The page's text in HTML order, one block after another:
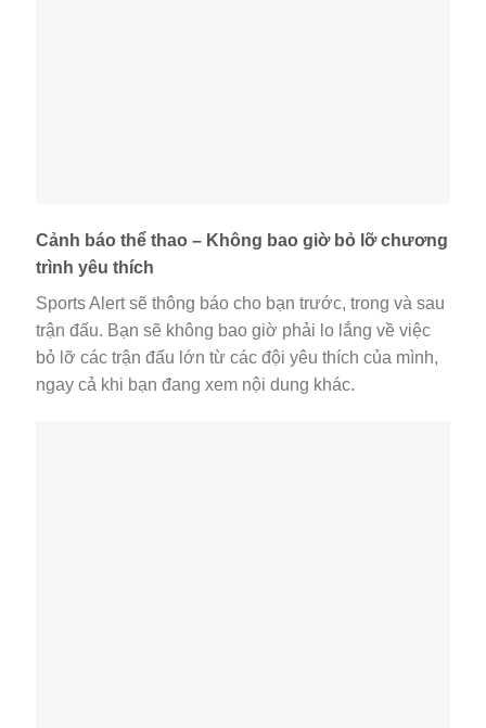
Cảnh báo thể thao – Không bao giờ bỏ lỡ chương
trình yêu thích
Sports Alert sẽ thông báo cho bạn trước, trong và sau
trận đấu. Bạn sẽ không bao giờ phải lo lắng về việc
bỏ lỡ các trận đấu lớn từ các đội yêu thích của mình,
ngay cả khi bạn đang xem nội dung khác.